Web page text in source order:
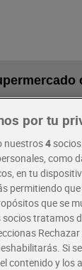
superiores a
o Uber Eats
por tu
nuestros4
como
en tu
permitiendo
que se
tratamos
Si
contenido y los